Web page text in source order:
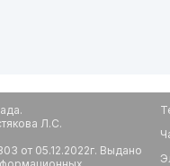
Л.С.
от 05.12.2022г. Выдано